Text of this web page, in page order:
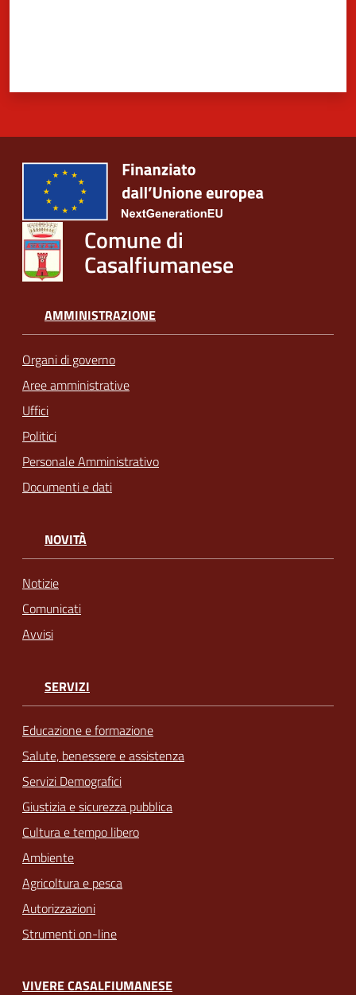
Comune di
Casalfiumanese
AMMINISTRAZIONE
Organi di governo
Aree amministrative
Uffici
Politici
Personale Amministrativo
Documenti e dati
NOVITÀ
Notizie
Comunicati
Avvisi
SERVIZI
Educazione e formazione
Salute, benessere e assistenza
Servizi Demografici
Giustizia e sicurezza pubblica
Cultura e tempo libero
Ambiente
Agricoltura e pesca
Autorizzazioni
Strumenti on-line
VIVERE CASALFIUMANESE